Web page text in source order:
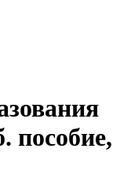
пособие,